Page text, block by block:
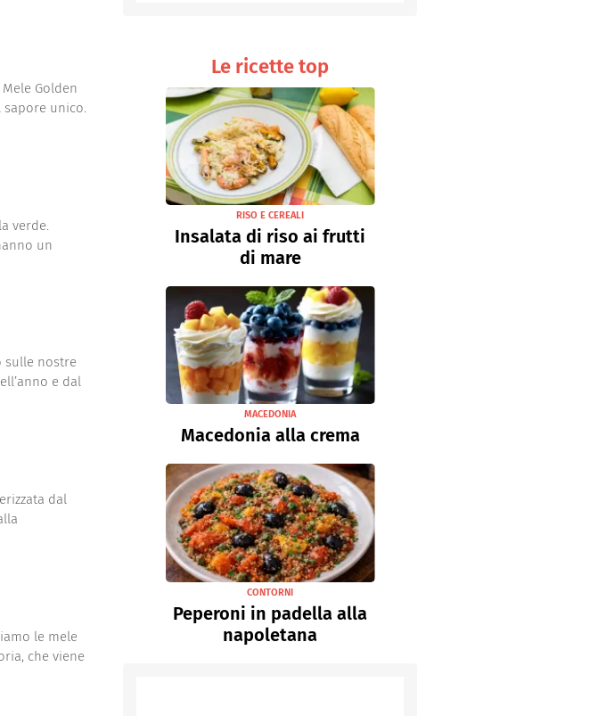
Golden
unico.
verde.
un
sulle nostre
e dal
dal
le mele
che viene
Le ricette top
RISO E CEREALI
Insalata di riso ai frutti
di mare
MACEDONIA
Macedonia alla crema
CONTORNI
Peperoni in padella alla
napoletana